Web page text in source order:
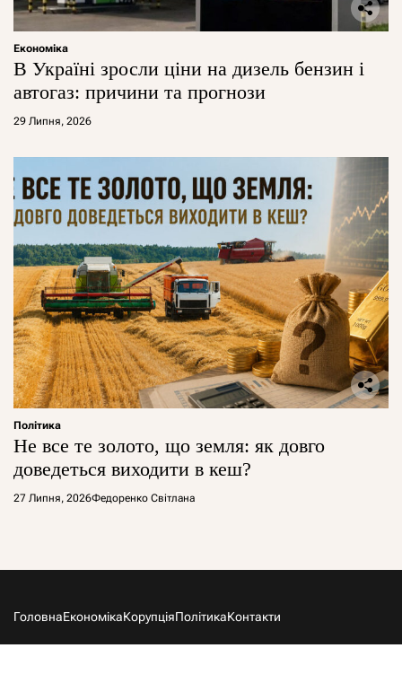
Економіка
В Україні зросли ціни на дизель бензин і
автогаз: причини та прогнози
29 Липня, 2026
Політика
Не все те золото, що земля: як довго
доведеться виходити в кеш?
27 Липня, 2026Федоренко Світлана
ГоловнаЕкономікаКорупціяПолітикаКонтакти